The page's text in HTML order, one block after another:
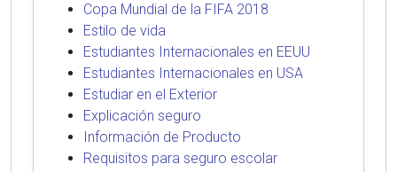
Copa Mundial de la FIFA 2018
Estilo de vida
Estudiantes Internacionales en EEUU
Estudiantes Internacionales en USA
Estudiar en el Exterior
Explicación seguro
Información de Producto
Requisitos para seguro escolar